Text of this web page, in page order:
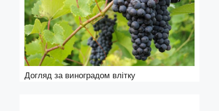
Догляд за виноградом влітку